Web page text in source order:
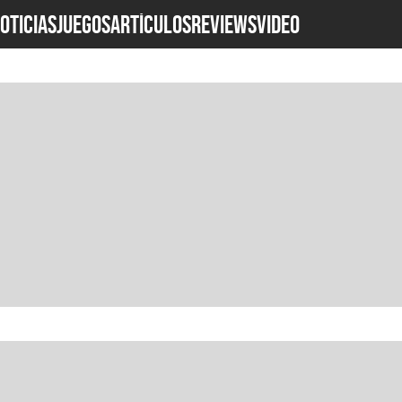
JUEGOSARTÍCULOSREVIEWSVideo